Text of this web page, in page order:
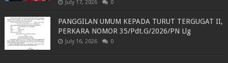
July 17, 2026 0
PANGGILAN UMUM KEPADA TURUT TERGUGAT II,
PERKARA NOMOR 35/Pdt.G/2026/PN Llg
July 16, 2026 0